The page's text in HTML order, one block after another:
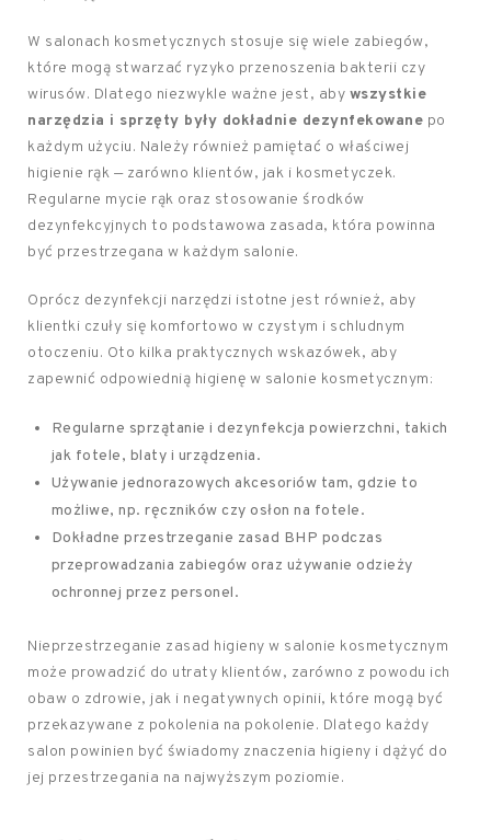
W salonach kosmetycznych stosuje się wiele zabiegów,
które mogą stwarzać ryzyko przenoszenia bakterii czy
wirusów. Dlatego niezwykle ważne jest, aby wszystkie
narzędzia i sprzęty były dokładnie dezynfekowane po
każdym użyciu. Należy również pamiętać o właściwej
higienie rąk — zarówno klientów, jak i kosmetyczek.
Regularne mycie rąk oraz stosowanie środków
dezynfekcyjnych to podstawowa zasada, która powinna
być przestrzegana w każdym salonie.
Oprócz dezynfekcji narzędzi istotne jest również, aby
klientki czuły się komfortowo w czystym i schludnym
otoczeniu. Oto kilka praktycznych wskazówek, aby
zapewnić odpowiednią higienę w salonie kosmetycznym:
Regularne sprzątanie i dezynfekcja powierzchni, takich
jak fotele, blaty i urządzenia.
Używanie jednorazowych akcesoriów tam, gdzie to
możliwe, np. ręczników czy osłon na fotele.
Dokładne przestrzeganie zasad BHP podczas
przeprowadzania zabiegów oraz używanie odzieży
ochronnej przez personel.
Nieprzestrzeganie zasad higieny w salonie kosmetycznym
może prowadzić do utraty klientów, zarówno z powodu ich
obaw o zdrowie, jak i negatywnych opinii, które mogą być
przekazywane z pokolenia na pokolenie. Dlatego każdy
salon powinien być świadomy znaczenia higieny i dążyć do
jej przestrzegania na najwyższym poziomie.